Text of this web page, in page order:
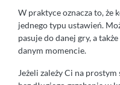
W praktyce oznacza to, że
jednego typu ustawień.
pasuje do danej gry, a
danym momencie.
Jeżeli zależy Ci na